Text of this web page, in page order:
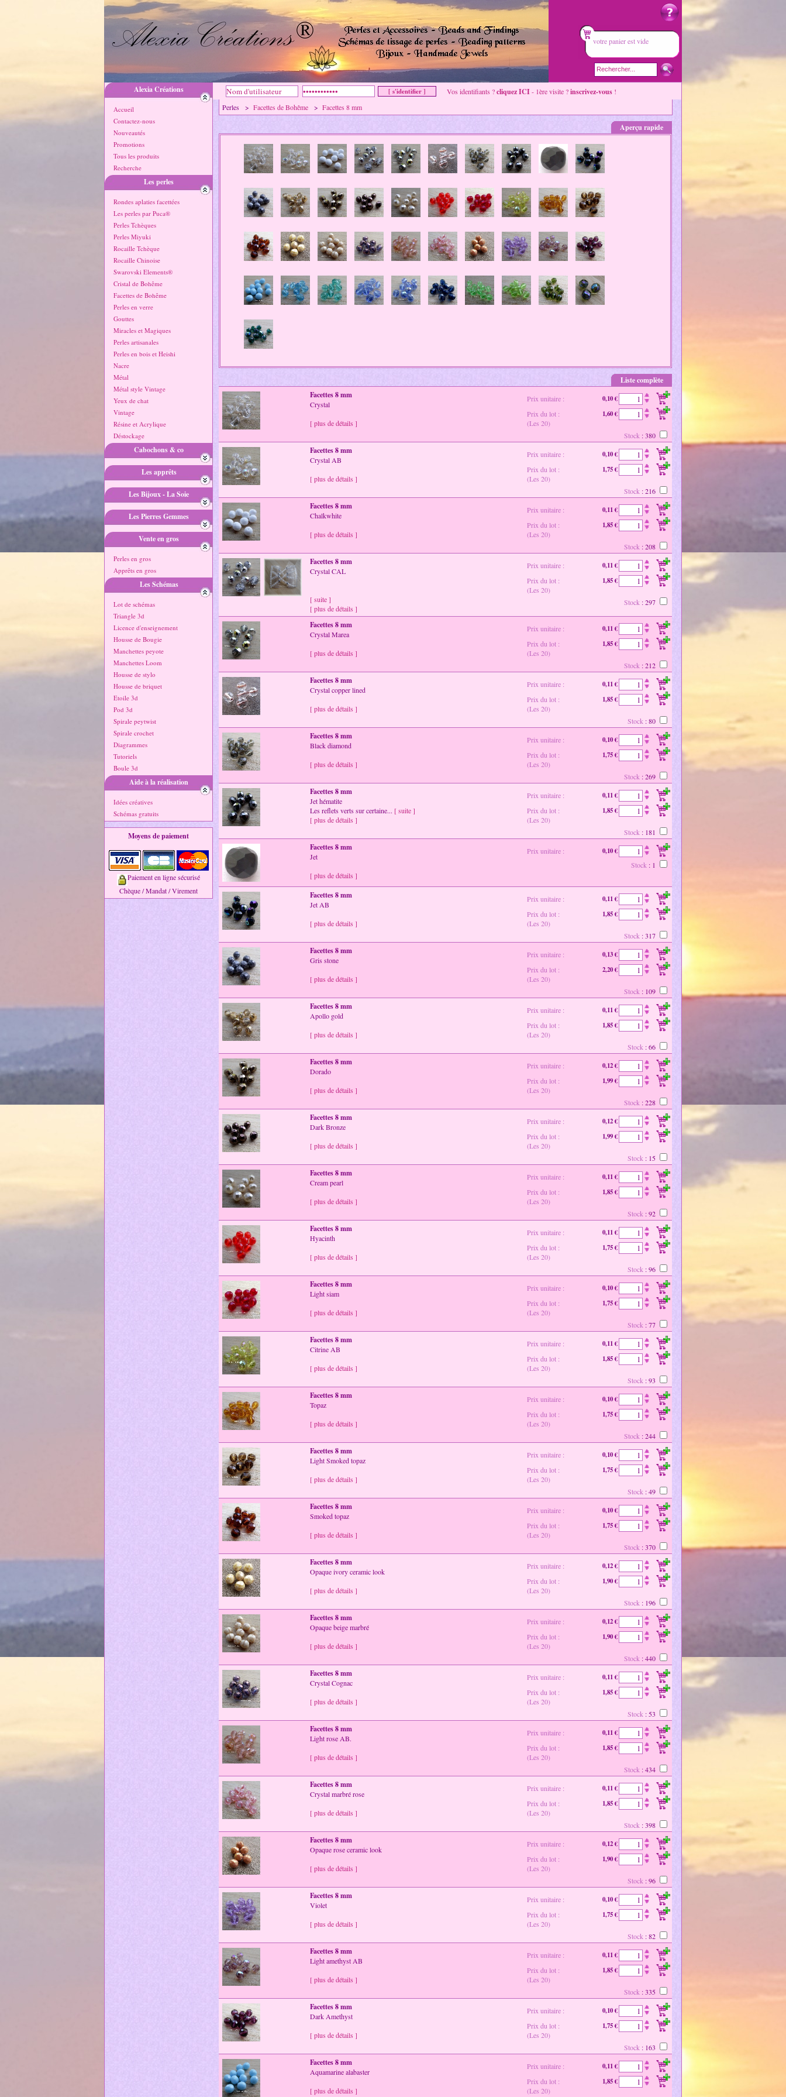
votre panier est vide
Alexia Créations
Accueil
Contactez-nous
Nouveautés
Promotions
Tous les produits
Recherche
Les perles
Rondes aplaties facettées
Les perles par Puca®
Perles Tchèques
Perles Miyuki
Rocaille Tchèque
Rocaille Chinoise
Swarovski Elements®
Cristal de Bohême
Facettes de Bohême
Perles en verre
Gouttes
Miracles et Magiques
Perles artisanales
Perles en bois et Heishi
Nacre
Métal
Métal style Vintage
Yeux de chat
Vintage
Résine et Acrylique
Déstockage
Cabochons & co
Les apprêts
Les Bijoux - La Soie
Les Pierres Gemmes
Vente en gros
Perles en gros
Apprêts en gros
Les Schémas
Lot de schémas
Triangle 3d
Licence d'enseignement
Housse de Bougie
Manchettes peyote
Manchettes Loom
Housse de stylo
Housse de briquet
Etoile 3d
Pod 3d
Spirale peytwist
Spirale crochet
Diagrammes
Tutoriels
Boule 3d
Aide à la réalisation
Idées créatives
Schémas gratuits
Moyens de paiement
Paiement en ligne sécurisé
Chèque / Mandat / Virement
Vos identifiants ?cliquez ICI- 1ère visite ?inscrivez-vous !
Perles > Facettes de Bohême > Facettes 8 mm
Aperçu rapide
Liste complète
Facettes 8 mm
Crystal
[ plus de détails ]
Prix unitaire :
0,10 €
Prix du lot :
(Les 20)
1,60 €
Stock : 380
Facettes 8 mm
Crystal AB
[ plus de détails ]
Prix unitaire :
0,10 €
Prix du lot :
(Les 20)
1,75 €
Stock : 216
Facettes 8 mm
Chalkwhite
[ plus de détails ]
Prix unitaire :
0,11 €
Prix du lot :
(Les 20)
1,85 €
Stock : 208
Facettes 8 mm
Crystal CAL
[ suite ]
[ plus de détails ]
Prix unitaire :
0,11 €
Prix du lot :
(Les 20)
1,85 €
Stock : 297
Facettes 8 mm
Crystal Marea
[ plus de détails ]
Prix unitaire :
0,11 €
Prix du lot :
(Les 20)
1,85 €
Stock : 212
Facettes 8 mm
Crystal copper lined
[ plus de détails ]
Prix unitaire :
0,11 €
Prix du lot :
(Les 20)
1,85 €
Stock : 80
Facettes 8 mm
Black diamond
[ plus de détails ]
Prix unitaire :
0,10 €
Prix du lot :
(Les 20)
1,75 €
Stock : 269
Facettes 8 mm
Jet hématite
Les reflets verts sur certaine... [ suite ]
[ plus de détails ]
Prix unitaire :
0,11 €
Prix du lot :
(Les 20)
1,85 €
Stock : 181
Facettes 8 mm
Jet
[ plus de détails ]
Prix unitaire :
0,10 €
Stock : 1
Facettes 8 mm
Jet AB
[ plus de détails ]
Prix unitaire :
0,11 €
Prix du lot :
(Les 20)
1,85 €
Stock : 317
Facettes 8 mm
Gris stone
[ plus de détails ]
Prix unitaire :
0,13 €
Prix du lot :
(Les 20)
2,20 €
Stock : 109
Facettes 8 mm
Apollo gold
[ plus de détails ]
Prix unitaire :
0,11 €
Prix du lot :
(Les 20)
1,85 €
Stock : 66
Facettes 8 mm
Dorado
[ plus de détails ]
Prix unitaire :
0,12 €
Prix du lot :
(Les 20)
1,99 €
Stock : 228
Facettes 8 mm
Dark Bronze
[ plus de détails ]
Prix unitaire :
0,12 €
Prix du lot :
(Les 20)
1,99 €
Stock : 15
Facettes 8 mm
Cream pearl
[ plus de détails ]
Prix unitaire :
0,11 €
Prix du lot :
(Les 20)
1,85 €
Stock : 92
Facettes 8 mm
Hyacinth
[ plus de détails ]
Prix unitaire :
0,11 €
Prix du lot :
(Les 20)
1,75 €
Stock : 96
Facettes 8 mm
Light siam
[ plus de détails ]
Prix unitaire :
0,10 €
Prix du lot :
(Les 20)
1,75 €
Stock : 77
Facettes 8 mm
Citrine AB
[ plus de détails ]
Prix unitaire :
0,11 €
Prix du lot :
(Les 20)
1,85 €
Stock : 93
Facettes 8 mm
Topaz
[ plus de détails ]
Prix unitaire :
0,10 €
Prix du lot :
(Les 20)
1,75 €
Stock : 244
Facettes 8 mm
Light Smoked topaz
[ plus de détails ]
Prix unitaire :
0,10 €
Prix du lot :
(Les 20)
1,75 €
Stock : 49
Facettes 8 mm
Smoked topaz
[ plus de détails ]
Prix unitaire :
0,10 €
Prix du lot :
(Les 20)
1,75 €
Stock : 370
Facettes 8 mm
Opaque ivory ceramic look
[ plus de détails ]
Prix unitaire :
0,12 €
Prix du lot :
(Les 20)
1,90 €
Stock : 196
Facettes 8 mm
Opaque beige marbré
[ plus de détails ]
Prix unitaire :
0,12 €
Prix du lot :
(Les 20)
1,90 €
Stock : 440
Facettes 8 mm
Crystal Cognac
[ plus de détails ]
Prix unitaire :
0,11 €
Prix du lot :
(Les 20)
1,85 €
Stock : 53
Facettes 8 mm
Light rose AB.
[ plus de détails ]
Prix unitaire :
0,11 €
Prix du lot :
(Les 20)
1,85 €
Stock : 434
Facettes 8 mm
Crystal marbré rose
[ plus de détails ]
Prix unitaire :
0,11 €
Prix du lot :
(Les 20)
1,85 €
Stock : 398
Facettes 8 mm
Opaque rose ceramic look
[ plus de détails ]
Prix unitaire :
0,12 €
Prix du lot :
(Les 20)
1,90 €
Stock : 96
Facettes 8 mm
Violet
[ plus de détails ]
Prix unitaire :
0,10 €
Prix du lot :
(Les 20)
1,75 €
Stock : 82
Facettes 8 mm
Light amethyst AB
[ plus de détails ]
Prix unitaire :
0,11 €
Prix du lot :
(Les 20)
1,85 €
Stock : 335
Facettes 8 mm
Dark Amethyst
[ plus de détails ]
Prix unitaire :
0,10 €
Prix du lot :
(Les 20)
1,75 €
Stock : 163
Facettes 8 mm
Aquamarine alabaster
[ plus de détails ]
Prix unitaire :
0,11 €
Prix du lot :
(Les 20)
1,85 €